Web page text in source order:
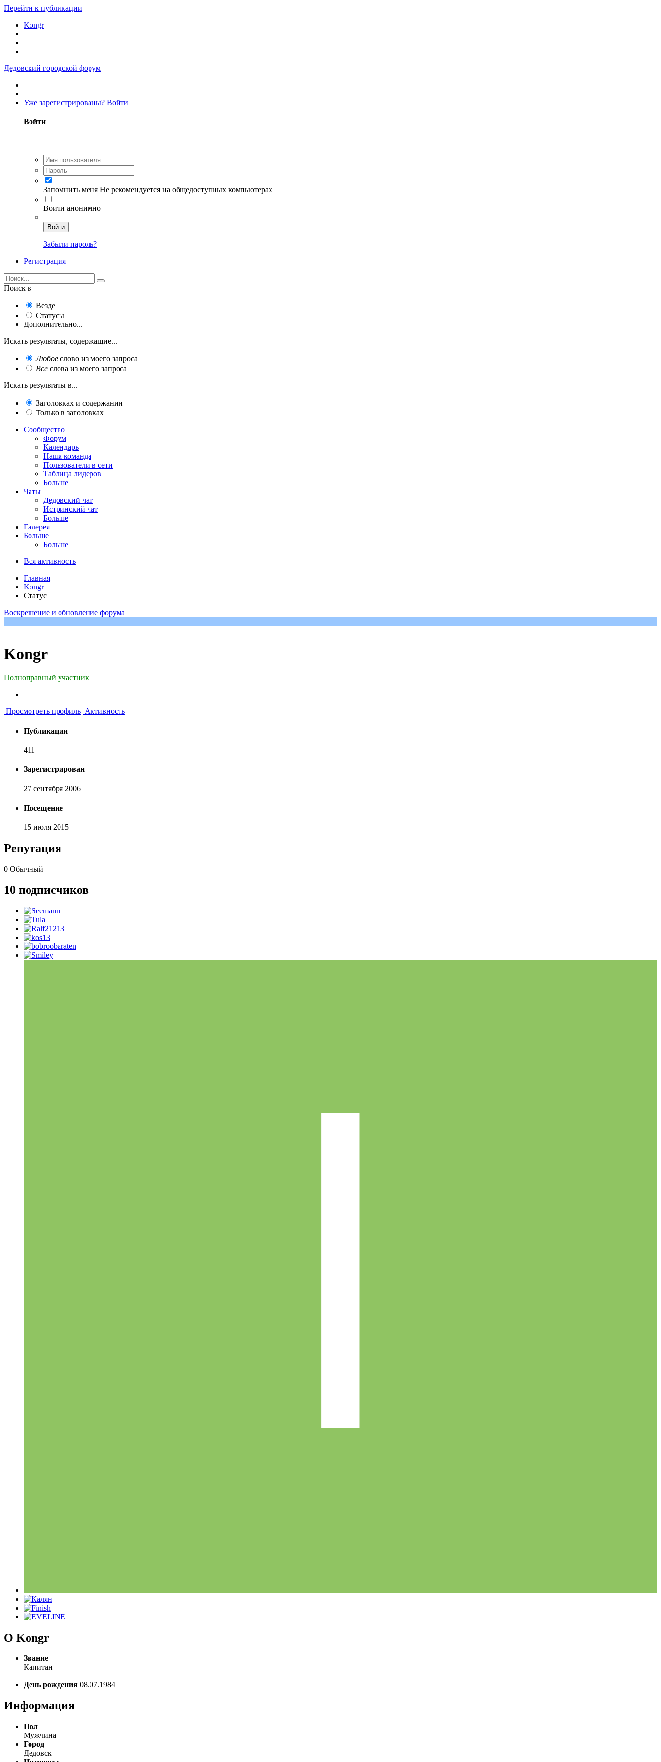
Перейти к публикации
Kongr
Дедовский городской форум
Уже зарегистрированы? Войти
Войти
Запомнить меня Не рекомендуется на общедоступных компьютерах
Войти анонимно
Войти
Забыли пароль?
Регистрация
Поиск в
Везде
Статусы
Дополнительно...
Искать результаты, содержащие...
Любое слово из моего запроса
Все слова из моего запроса
Искать результаты в...
Заголовках и содержании
Только в заголовках
Сообщество
Форум
Календарь
Наша команда
Пользователи в сети
Таблица лидеров
Больше
Чаты
Дедовский чат
Истринский чат
Больше
Галерея
Больше
Больше
Вся активность
Главная
Kongr
Статус
Воскрешение и обновление форума
Kongr
Полноправный участник
Просмотреть профиль Активность
Публикации
411
Зарегистрирован
27 сентября 2006
Посещение
15 июля 2015
Репутация
0 Обычный
10 подписчиков
О Kongr
Звание
Капитан
День рождения 08.07.1984
Информация
Пол
Мужчина
Город
Дедовск